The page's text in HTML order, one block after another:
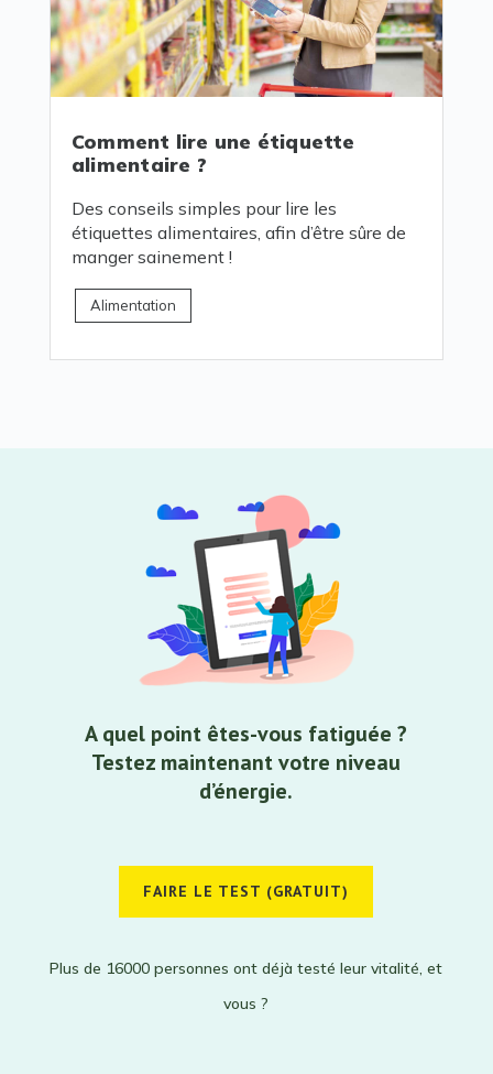
Comment lire une étiquette
alimentaire ?
Des conseils simples pour lire les
étiquettes alimentaires, afin d’être sûre de
manger sainement !
Alimentation
A quel point êtes-vous fatiguée ?
Testez maintenant votre niveau
d’énergie.
FAIRE LE TEST (GRATUIT)
Plus de 16000 personnes ont déjà testé leur vitalité, et
vous ?